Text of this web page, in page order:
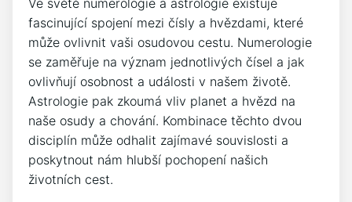
fascinující spojení mezi čísly a hvězdami, které
může ovlivnit vaši osudovou cestu. Numerologie
se zaměřuje na význam jednotlivých čísel a jak
ovlivňují osobnost a události v našem životě.
Astrologie pak zkoumá vliv planet a hvězd na
naše osudy a chování. Kombinace těchto dvou
disciplín může odhalit zajímavé souvislosti a
poskytnout nám hlubší pochopení našich
životních cest.